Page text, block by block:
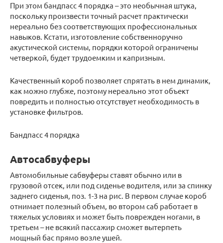
При этом бандпасс 4 порядка – это необычная штука,
поскольку произвести точный расчет практически
нереально без соответствующих профессиональных
навыков. Кстати, изготовление собственноручно
акустической системы, порядки которой ограничены
четверкой, будет трудоемким и капризным.
Качественный короб позволяет спрятать в нем динамик,
как можно глубже, поэтому нереально этот объект
повредить и полностью отсутствует необходимость в
установке фильтров.
Бандпасс 4 порядка
Автосабвуферы
Автомобильные сабвуферы ставят обычно или в
грузовой отсек, или под сиденье водителя, или за спинку
заднего сиденья, поз. 1-3 на рис. В первом случае короб
отнимает полезный объем, во втором саб работает в
тяжелых условиях и может быть поврежден ногами, в
третьем – не всякий пассажир сможет вытерпеть
мощный бас прямо возле ушей.